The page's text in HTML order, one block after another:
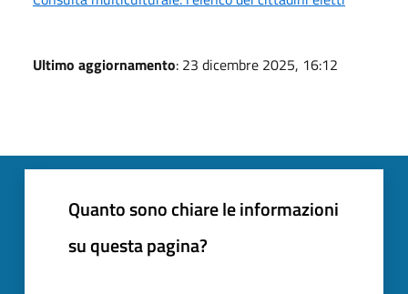
Ultimo aggiornamento: 23 dicembre 2025, 16:12
Quanto sono chiare le informazioni
su questa pagina?